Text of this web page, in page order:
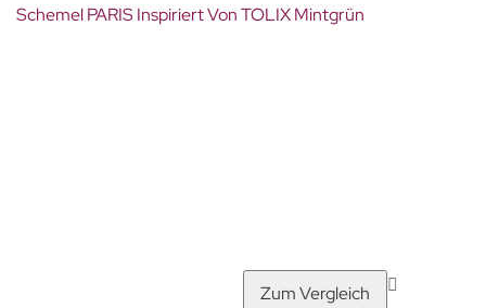
Schemel PARIS Inspiriert Von TOLIX Mintgrün
Zum Vergleich